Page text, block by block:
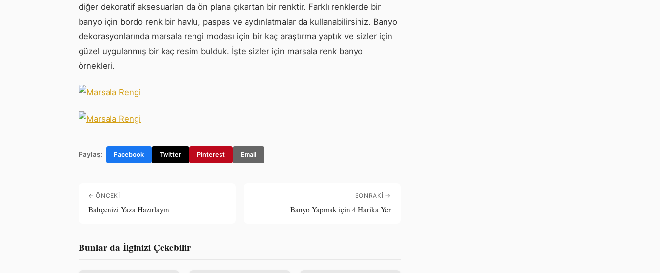
diğer dekoratif aksesuarları da ön plana çıkartan bir renktir. Farklı renklerde bir
banyo için bordo renk bir havlu, paspas ve aydınlatmalar da kullanabilirsiniz. Banyo
dekorasyonlarında marsala rengi modası için bir kaç araştırma yaptık ve sizler için
güzel uygulanmış bir kaç resim bulduk. İşte sizler için marsala renk banyo
örnekleri.
Paylaş: Facebook Twitter Pinterest Email
← ÖNCEKI
Bahçenizi Yaza Hazırlayın
SONRAKI →
Banyo Yapmak için 4 Harika Yer
Bunlar da İlginizi Çekebilir